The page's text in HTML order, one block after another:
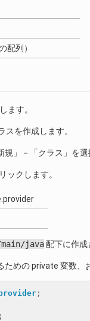
配列）
ます。
を作成します。
規」－「クラス」を
ックします。
java配下に作成
ための private 変数
;
;